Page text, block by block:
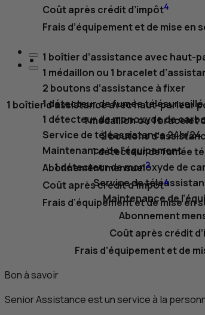
Coût après crédit d’impôt4
Frais d’équipement et de mise en
1 boîtier d’assistance avec haut-
1 médaillon ou 1 bracelet
2 boutons d’assistance à fixer
1 détecteur de fumée télésurveillé
1 détecteur de monoxyde de
Service de téléassistance 24h/24
Maintenance de l’équipement
Abonnement mensuel2
Coût après crédit d’impôt4
Frais d’équipement et de mise en
1 boîtier d’assistance avec haut-parleur
1 médaillon ou 1 bracelet
2 boutons
1 détecteur de fumée
1 détecteur de monoxyde de
Service de
Maintenance de
Abonnement
Coût après crédit
Frais d’équipement et de
Bon à savoir
Senior Assistance est un service à la